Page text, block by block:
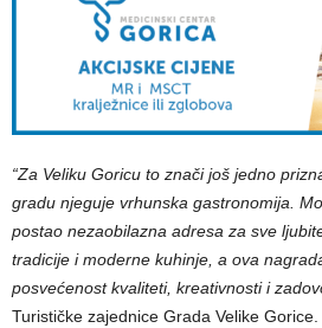
“Za Veliku Goricu to znači još jedno
gradu njeguje vrhunska gastronomija.
postao nezaobilazna adresa za sve
tradicije i moderne kuhinje, a ova
posvećenost kvaliteti, kreativnosti i
Turističke zajednice Grada Velike Gorice.